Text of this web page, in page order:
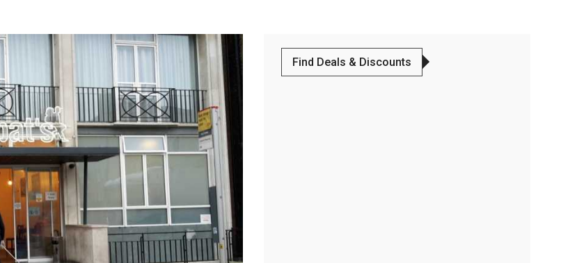
Find Deals & Discounts